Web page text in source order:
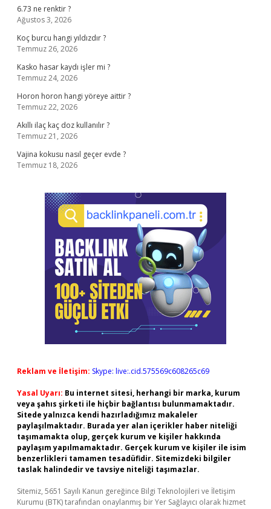
6.73 ne renktir ?
Ağustos 3, 2026
Koç burcu hangi yıldızdır ?
Temmuz 26, 2026
Kasko hasar kaydı işler mi ?
Temmuz 24, 2026
Horon horon hangi yöreye aittir ?
Temmuz 22, 2026
Akıllı ilaç kaç doz kullanılır ?
Temmuz 21, 2026
Vajina kokusu nasıl geçer evde ?
Temmuz 18, 2026
Reklam ve İletişim: Skype: live:.cid.575569c608265c69
Yasal Uyarı: Bu internet sitesi, herhangi bir marka, kurum
veya şahıs şirketi ile hiçbir bağlantısı bulunmamaktadır.
Sitede yalnızca kendi hazırladığımız makaleler
paylaşılmaktadır. Burada yer alan içerikler haber niteliği
taşımamakta olup, gerçek kurum ve kişiler hakkında
paylaşım yapılmamaktadır. Gerçek kurum ve kişiler ile isim
benzerlikleri tamamen tesadüfidir. Sitemizdeki bilgiler
taslak halindedir ve tavsiye niteliği taşımazlar.
Sitemiz, 5651 Sayılı Kanun gereğince Bilgi Teknolojileri ve İletişim
Kurumu (BTK) tarafından onaylanmış bir Yer Sağlayıcı olarak hizmet